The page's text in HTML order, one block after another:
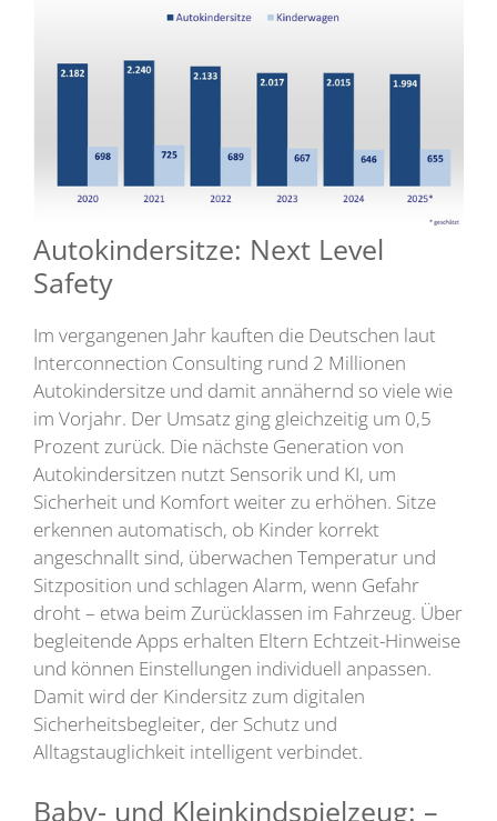
Autokindersitze: Next Level
Safety
Im vergangenen Jahr kauften die Deutschen laut
Interconnection Consulting rund 2 Millionen
Autokindersitze und damit annähernd so viele wie
im Vorjahr. Der Umsatz ging gleichzeitig um 0,5
Prozent zurück. Die nächste Generation von
Autokindersitzen nutzt Sensorik und KI, um
Sicherheit und Komfort weiter zu erhöhen. Sitze
erkennen automatisch, ob Kinder korrekt
angeschnallt sind, überwachen Temperatur und
Sitzposition und schlagen Alarm, wenn Gefahr
droht – etwa beim Zurücklassen im Fahrzeug. Über
begleitende Apps erhalten Eltern Echtzeit-Hinweise
und können Einstellungen individuell anpassen.
Damit wird der Kindersitz zum digitalen
Sicherheitsbegleiter, der Schutz und
Alltagstauglichkeit intelligent verbindet.
Baby- und Kleinkindspielzeug: –